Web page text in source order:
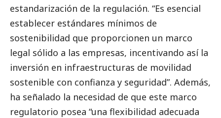
estandarización de la regulación. “Es esencial
establecer estándares mínimos de
sostenibilidad que proporcionen un marco
legal sólido a las empresas, incentivando así la
inversión en infraestructuras de movilidad
sostenible con confianza y seguridad”. Además,
ha señalado la necesidad de que este marco
regulatorio posea “una flexibilidad adecuada